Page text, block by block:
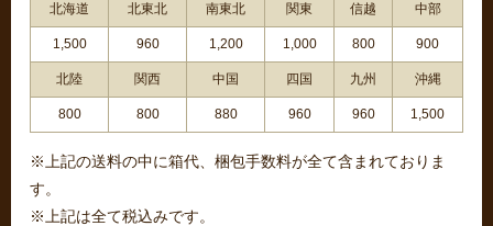
北海道 北東北 南東北 関東 信越 中部
1,500 960 1,200 1,000 800 900
北陸 関西 中国 四国 九州 沖縄
800 800 880 960 960 1,500
※上記の送料の中に箱代、梱包手数料が全て含まれておりま
す。
※上記は全て税込みです。